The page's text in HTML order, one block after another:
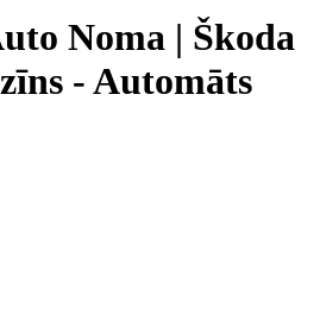
Noma | Škoda
- Automāts